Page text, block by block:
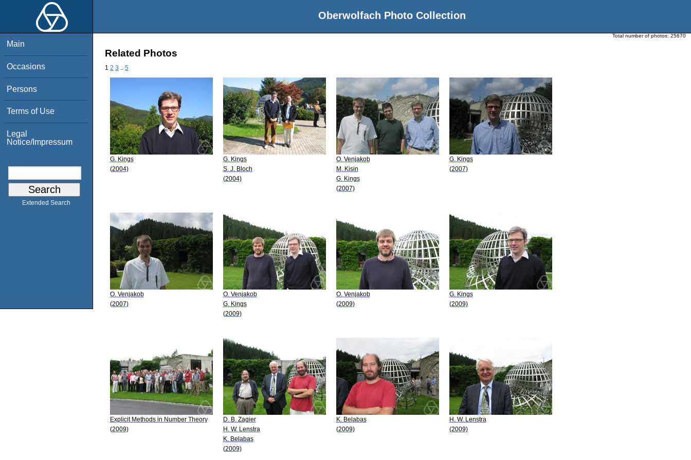
Oberwolfach Photo Collection
Main
Occasions
Persons
Terms of Use
Legal
Notice/Impressum
Extended Search
Total number of photos: 25670
Related Photos
1 2 3 5
G. Kings
(2004)
G. Kings
S. J. Bloch
(2004)
O. Venjakob
M. Kisin
G. Kings
(2007)
G. Kings
(2007)
O. Venjakob
(2007)
O. Venjakob
G. Kings
(2009)
O. Venjakob
(2009)
G. Kings
(2009)
Explicit Methods in Number Theory
(2009)
D. B. Zagier
H. W. Lenstra
K. Belabas
(2009)
K. Belabas
(2009)
H. W. Lenstra
(2009)